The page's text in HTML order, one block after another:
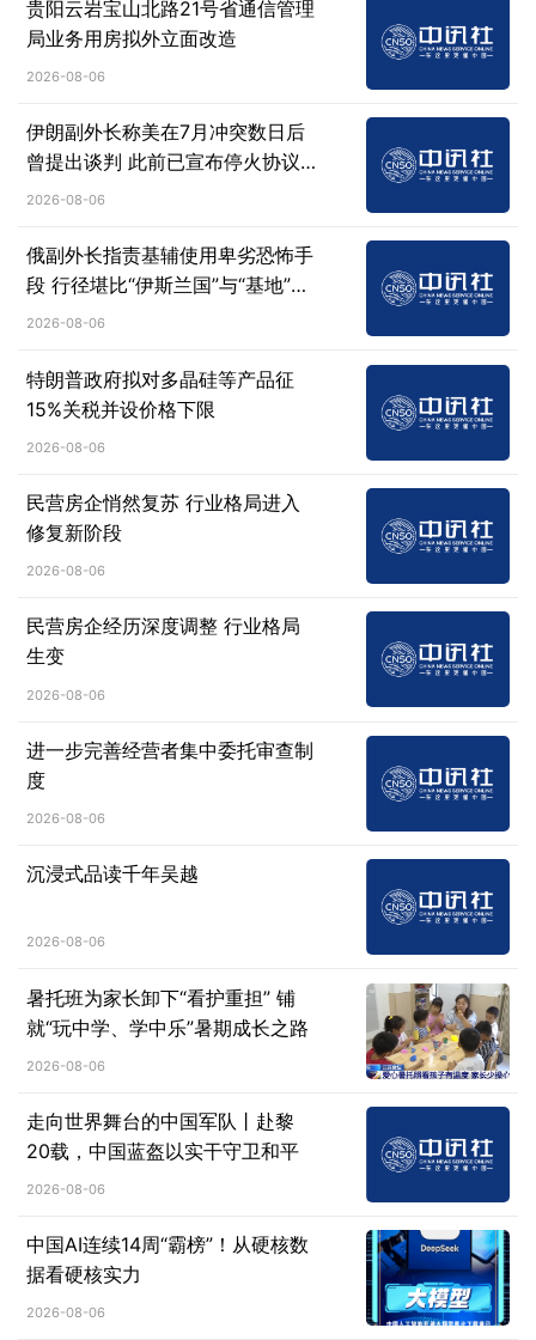
贵阳云岩宝山北路21号省通信管理
局业务用房拟外立面改造
2026-08-06
伊朗副外长称美在7月冲突数日后
曾提出谈判 此前已宣布停火协议
失效
2026-08-06
俄副外长指责基辅使用卑劣恐怖手
段 行径堪比“伊斯兰国”与“基地”组
织
2026-08-06
特朗普政府拟对多晶硅等产品征
15%关税并设价格下限
2026-08-06
民营房企悄然复苏 行业格局进入
修复新阶段
2026-08-06
民营房企经历深度调整 行业格局
生变
2026-08-06
进一步完善经营者集中委托审查制
度
2026-08-06
沉浸式品读千年吴越
2026-08-06
暑托班为家长卸下“看护重担” 铺
就“玩中学、学中乐”暑期成长之路
2026-08-06
走向世界舞台的中国军队丨赴黎
20载，中国蓝盔以实干守卫和平
2026-08-06
中国AI连续14周“霸榜”！从硬核数
据看硬核实力
2026-08-06